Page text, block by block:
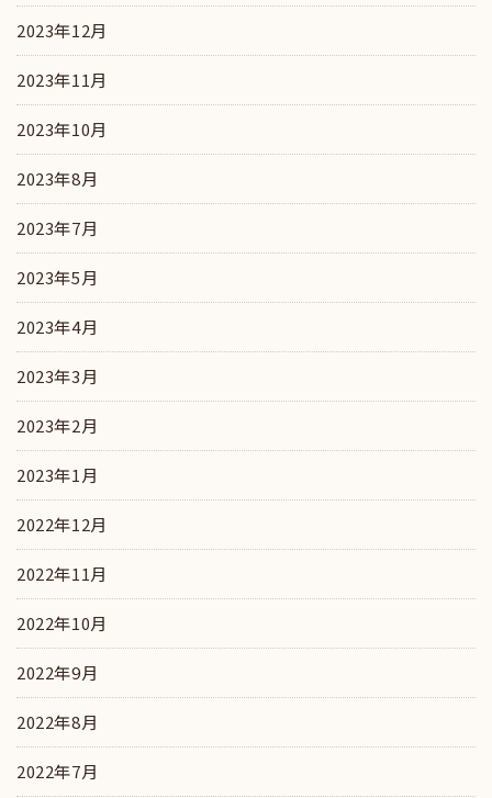
2023年12月
2023年11月
2023年10月
2023年8月
2023年7月
2023年5月
2023年4月
2023年3月
2023年2月
2023年1月
2022年12月
2022年11月
2022年10月
2022年9月
2022年8月
2022年7月